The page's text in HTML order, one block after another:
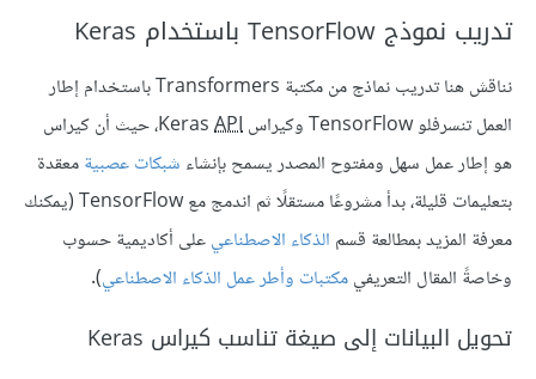
تدريب نموذج TensorFlow باستخدام Keras
نناقش هنا تدريب نماذج من مكتبة Transformers باستخدام إطار
العمل تنسرفلو TensorFlow وكيراس Keras
API
، حيث أن كيراس
هو إطار عمل سهل ومفتوح المصدر يسمح بإنشاء شبكات عصبيةمعقدة
بتعليمات قليلة، بدأ مشروعًا مستقلًا ثم اندمج مع TensorFlow (يمكنك
معرفة المزيد بمطالعة قسم الذكاء الاصطناعيعلى أكاديمية حسوب
وخاصةً المقال التعريفيمكتبات وأطر عمل الذكاء الاصطناعي).
تحويل البيانات إلى صيغة تناسب كيراس Keras